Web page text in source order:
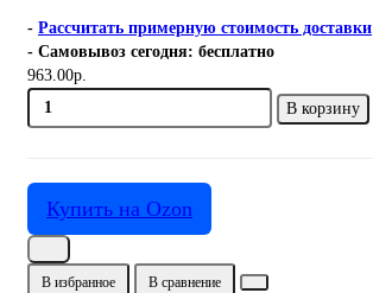
- Рассчитать примерную стоимость доставки
- Самовывоз сегодня: бесплатно
963.00р.
В корзину
Купить на Ozon
В избранное В сравнение